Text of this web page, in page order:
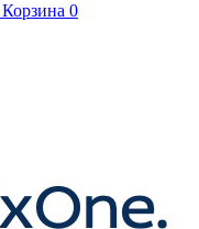
Корзина 0